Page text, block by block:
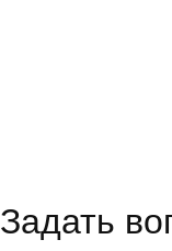
Задать